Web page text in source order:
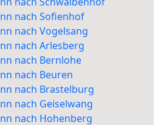
nach Sofienhof
nach Vogelsang
nach Arlesberg
nach Bernlohe
nach Beuren
nach Brastelburg
nach Geiselwang
nach Hohenberg